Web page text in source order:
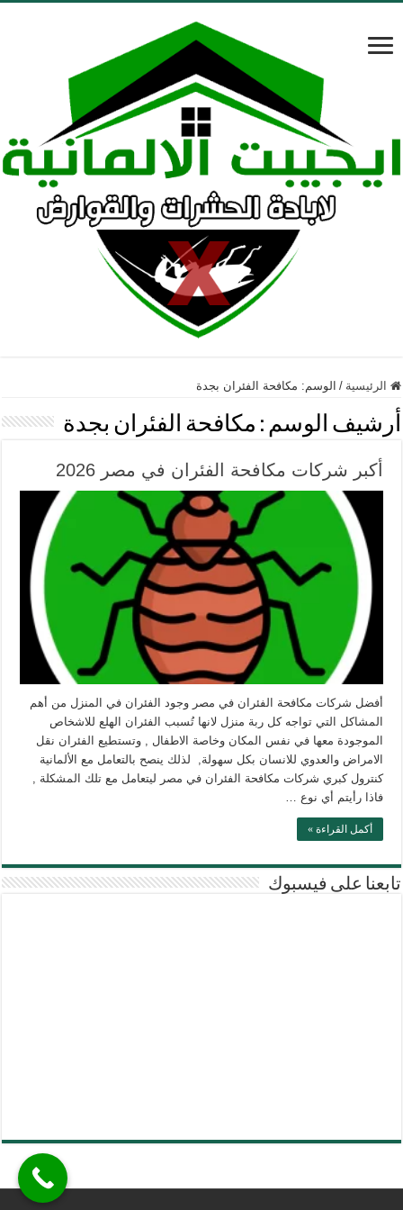
الرئيسية / الوسم: مكافحة الفئران بجدة
أرشيف الوسم : مكافحة الفئران بجدة
أكبر شركات مكافحة الفئران في مصر 2026
أفضل شركات مكافحة الفئران في مصر وجود الفئران في المنزل من أهم
المشاكل التي تواجه كل ربة منزل لانها تُسبب الفئران الهلع للاشخاص
الموجودة معها في نفس المكان وخاصة الاطفال , وتستطيع الفئران نقل
الامراض والعدوي للانسان بكل سهولة, لذلك ينصح بالتعامل مع الألمانية
كنترول كبري شركات مكافحة الفئران في مصر ليتعامل مع تلك المشكلة ,
فاذا رأيتم أي نوع …
أكمل القراءة »
تابعنا على فيسبوك